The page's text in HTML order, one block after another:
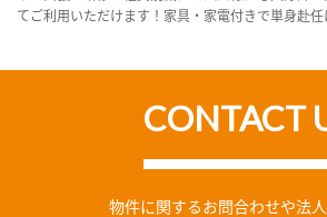
てご利用いただけます！家具・家電付きで単身赴任
CONTACT
物件に関するお問合わせや法人